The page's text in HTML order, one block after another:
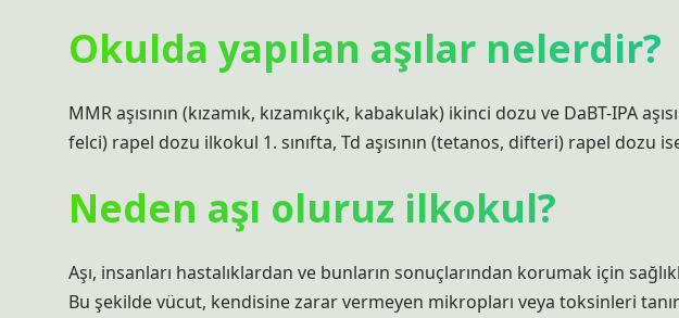
Okulda yapılan aşılar nelerdir?
MMR aşısının (kızamık, kızamıkçık, kabakulak) ikinci dozu ve DaBT-IPA
felci) rapel dozu ilkokul 1. sınıfta, Td aşısının (tetanos, difteri) rapel dozu ise
Neden aşı oluruz ilkokul?
Aşı, insanları hastalıklardan ve bunların sonuçlarından korumak için
Bu şekilde vücut, kendisine zarar vermeyen mikropları veya toksinleri